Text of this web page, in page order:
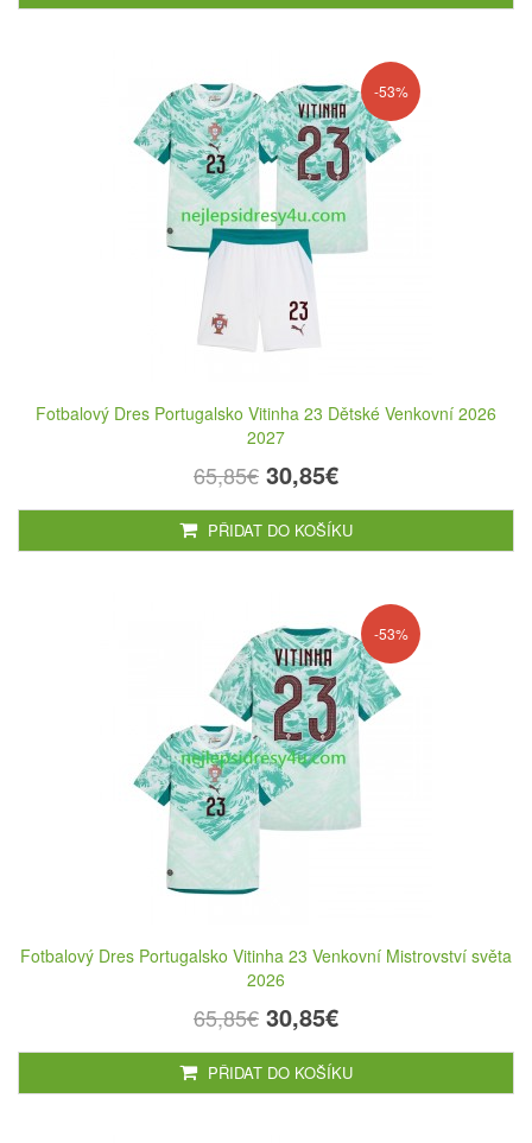
-53%
Fotbalový Dres Portugalsko Vitinha 23 Dětské Venkovní 2026
2027
65,85€ 30,85€
PŘIDAT DO KOŠÍKU
-53%
Fotbalový Dres Portugalsko Vitinha 23 Venkovní Mistrovství světa
2026
65,85€ 30,85€
PŘIDAT DO KOŠÍKU